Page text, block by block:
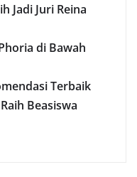
Jadi Juri Reina
di Bawah
Terbaik
Beasiswa